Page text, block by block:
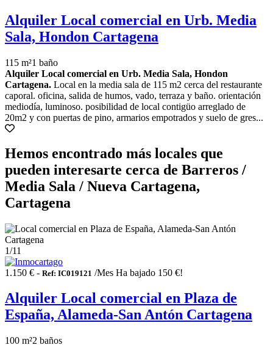
Alquiler Local comercial en Urb. Media
Sala, Hondon Cartagena
115 m²1 baño
Alquiler Local comercial en Urb. Media Sala, Hondon
Cartagena. Local en la media sala de 115 m2 cerca del restaurante
caporal. oficina, salida de humos, vado, terraza y baño. orientación
mediodía, luminoso. posibilidad de local contigüo arreglado de
20m2 y con puertas de pino, armarios empotrados y suelo de gres...
Hemos encontrado más locales que
pueden interesarte cerca de Barreros /
Media Sala / Nueva Cartagena,
Cartagena
1/11
1.150 € - Ref: IC019121 /Mes Ha bajado 150 €!
Alquiler Local comercial en Plaza de
España, Alameda-San Antón Cartagena
100 m²2 baños